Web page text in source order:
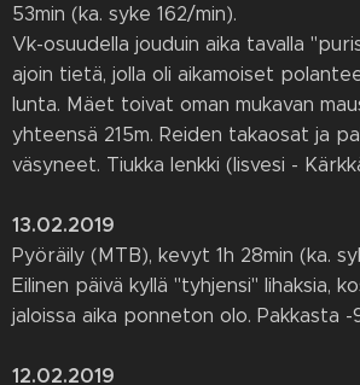
53min (ka. syke 162/min).
Vk-osuudella jouduin aika tavalla
ajoin tietä, jolla oli aikamoiset
lunta. Mäet toivat oman mukavan
yhteensä 215m. Reiden takaosat ja
väsyneet. Tiukka lenkki (Iisvesi -
13.02.2019
Pyöräily (MTB), kevyt 1h 28min (ka.
Eilinen päivä kyllä "tyhjensi" lihaksia,
jaloissa aika ponneton olo. Pakkasta -
12.02.2019